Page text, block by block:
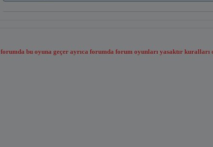
forumda bu oyuna geçer ayrıca forumda forum oyunları yasaktır kuralları